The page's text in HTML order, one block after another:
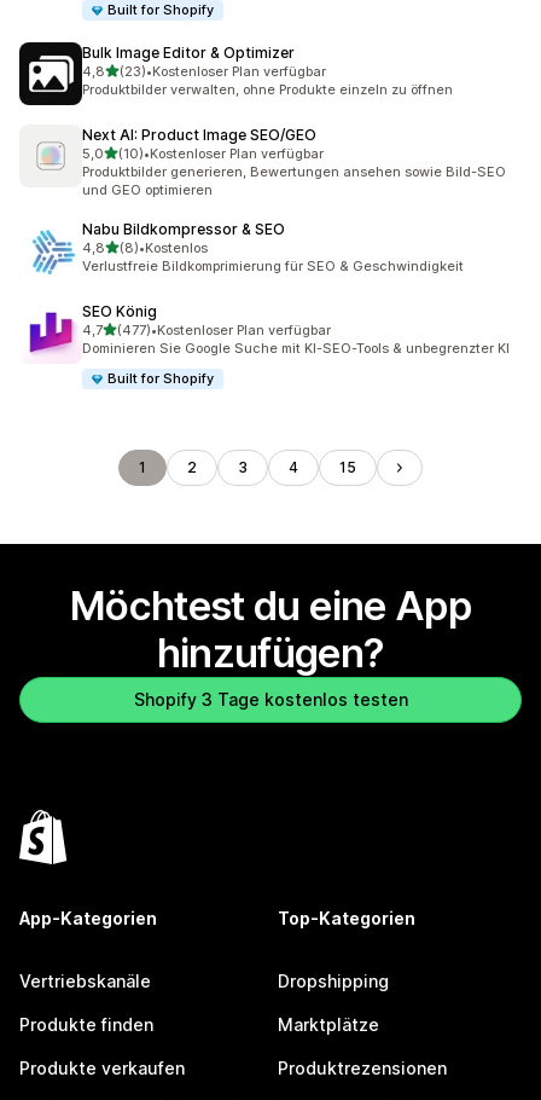
Built for Shopify
Bulk Image Editor & Optimizer
4,8von 5 Sternen
(23)
23 Rezensionen insgesamt
•Kostenloser Plan verfügbar
Produktbilder verwalten, ohne Produkte einzeln zu öffnen
Next AI: Product Image SEO/GEO
5,0von 5 Sternen
(10)
10 Rezensionen insgesamt
•Kostenloser Plan verfügbar
Produktbilder generieren, Bewertungen ansehen sowie Bild-SEO
und GEO optimieren
Nabu Bildkompressor & SEO
4,8von 5 Sternen
(8)
8 Rezensionen insgesamt
•Kostenlos
Verlustfreie Bildkomprimierung für SEO & Geschwindigkeit
SEO König
4,7von 5 Sternen
(477)
477 Rezensionen insgesamt
•Kostenloser Plan verfügbar
Dominieren Sie Google Suche mit KI-SEO-Tools & unbegrenzter KI
Built for Shopify
1 2 3 4 15
Möchtest du eine App
hinzufügen?
Shopify 3 Tage kostenlos testen
App-Kategorien
Vertriebskanäle
Produkte finden
Produkte verkaufen
Top-Kategorien
Dropshipping
Marktplätze
Produktrezensionen